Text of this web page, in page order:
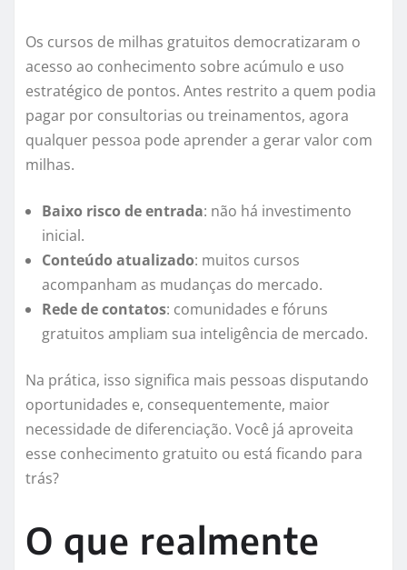
Os cursos de milhas gratuitos democratizaram o
acesso ao conhecimento sobre acúmulo e uso
estratégico de pontos. Antes restrito a quem podia
pagar por consultorias ou treinamentos, agora
qualquer pessoa pode aprender a gerar valor com
milhas.
Baixo risco de entrada: não há investimento
inicial.
Conteúdo atualizado: muitos cursos
acompanham as mudanças do mercado.
Rede de contatos: comunidades e fóruns
gratuitos ampliam sua inteligência de mercado.
Na prática, isso significa mais pessoas disputando
oportunidades e, consequentemente, maior
necessidade de diferenciação. Você já aproveita
esse conhecimento gratuito ou está ficando para
trás?
O que realmente